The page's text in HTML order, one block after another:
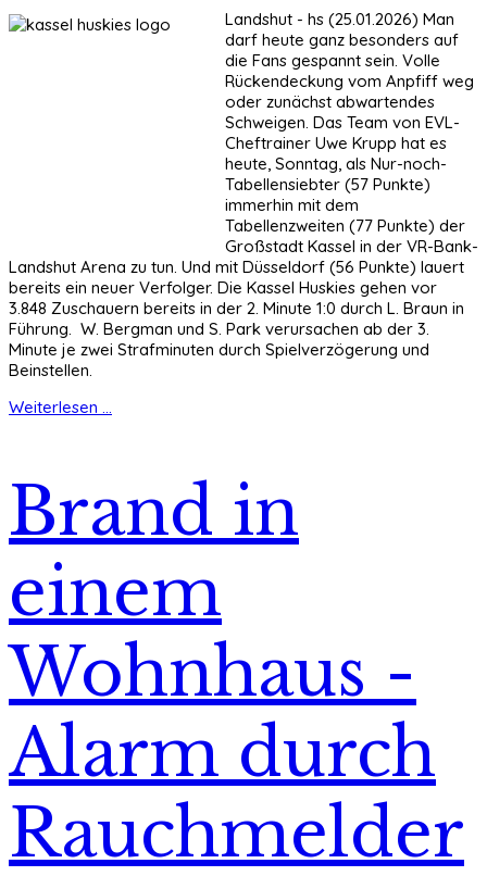
Landshut - hs (25.01.2026) Man
darf heute ganz besonders auf
die Fans gespannt sein. Volle
Rückendeckung vom Anpfiff weg
oder zunächst abwartendes
Schweigen. Das Team von EVL-
Cheftrainer Uwe Krupp hat es
heute, Sonntag, als Nur-noch-
Tabellensiebter (57 Punkte)
immerhin mit dem
Tabellenzweiten (77 Punkte) der
Großstadt Kassel in der VR-Bank-
Landshut Arena zu tun. Und mit Düsseldorf (56 Punkte) lauert
bereits ein neuer Verfolger. Die Kassel Huskies gehen vor
3.848 Zuschauern bereits in der 2. Minute 1:0 durch L. Braun in
Führung. W. Bergman und S. Park verursachen ab der 3.
Minute je zwei Strafminuten durch Spielverzögerung und
Beinstellen.
Weiterlesen ...
Brand in
einem
Wohnhaus -
Alarm durch
Rauchmelder